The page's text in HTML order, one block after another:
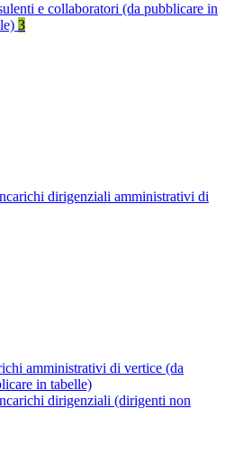
e collaboratori (da pubblicare in
3
dirigenziali amministrativi di
amministrativi di vertice (da
in tabelle)
dirigenziali (dirigenti non